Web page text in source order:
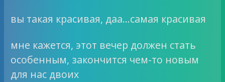
вы такая красивая, даа…самая красивая
мне кажется, этот вечер должен стать
особенным, закончится чем-то новым
для нас двоих